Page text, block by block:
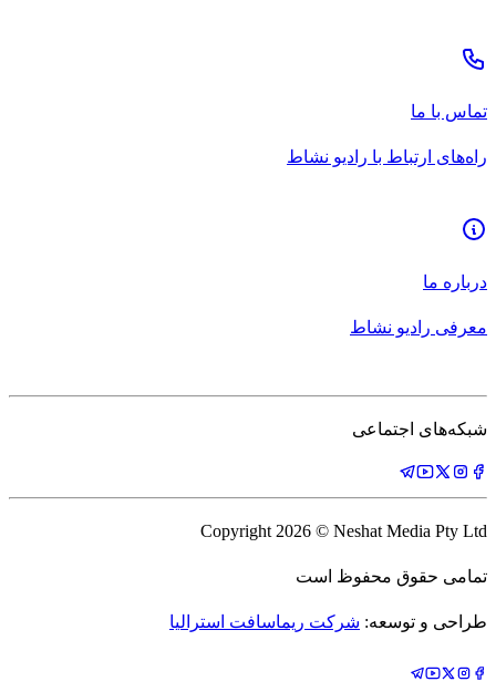
تماس با ما
راه‌های ارتباط با رادیو نشاط
درباره ما
معرفی رادیو نشاط
شبکه‌های اجتماعی
Copyright 2026 © Neshat Media Pty Ltd
تمامی حقوق محفوظ است
طراحی و توسعه: شرکت ریماسافت استرالیا